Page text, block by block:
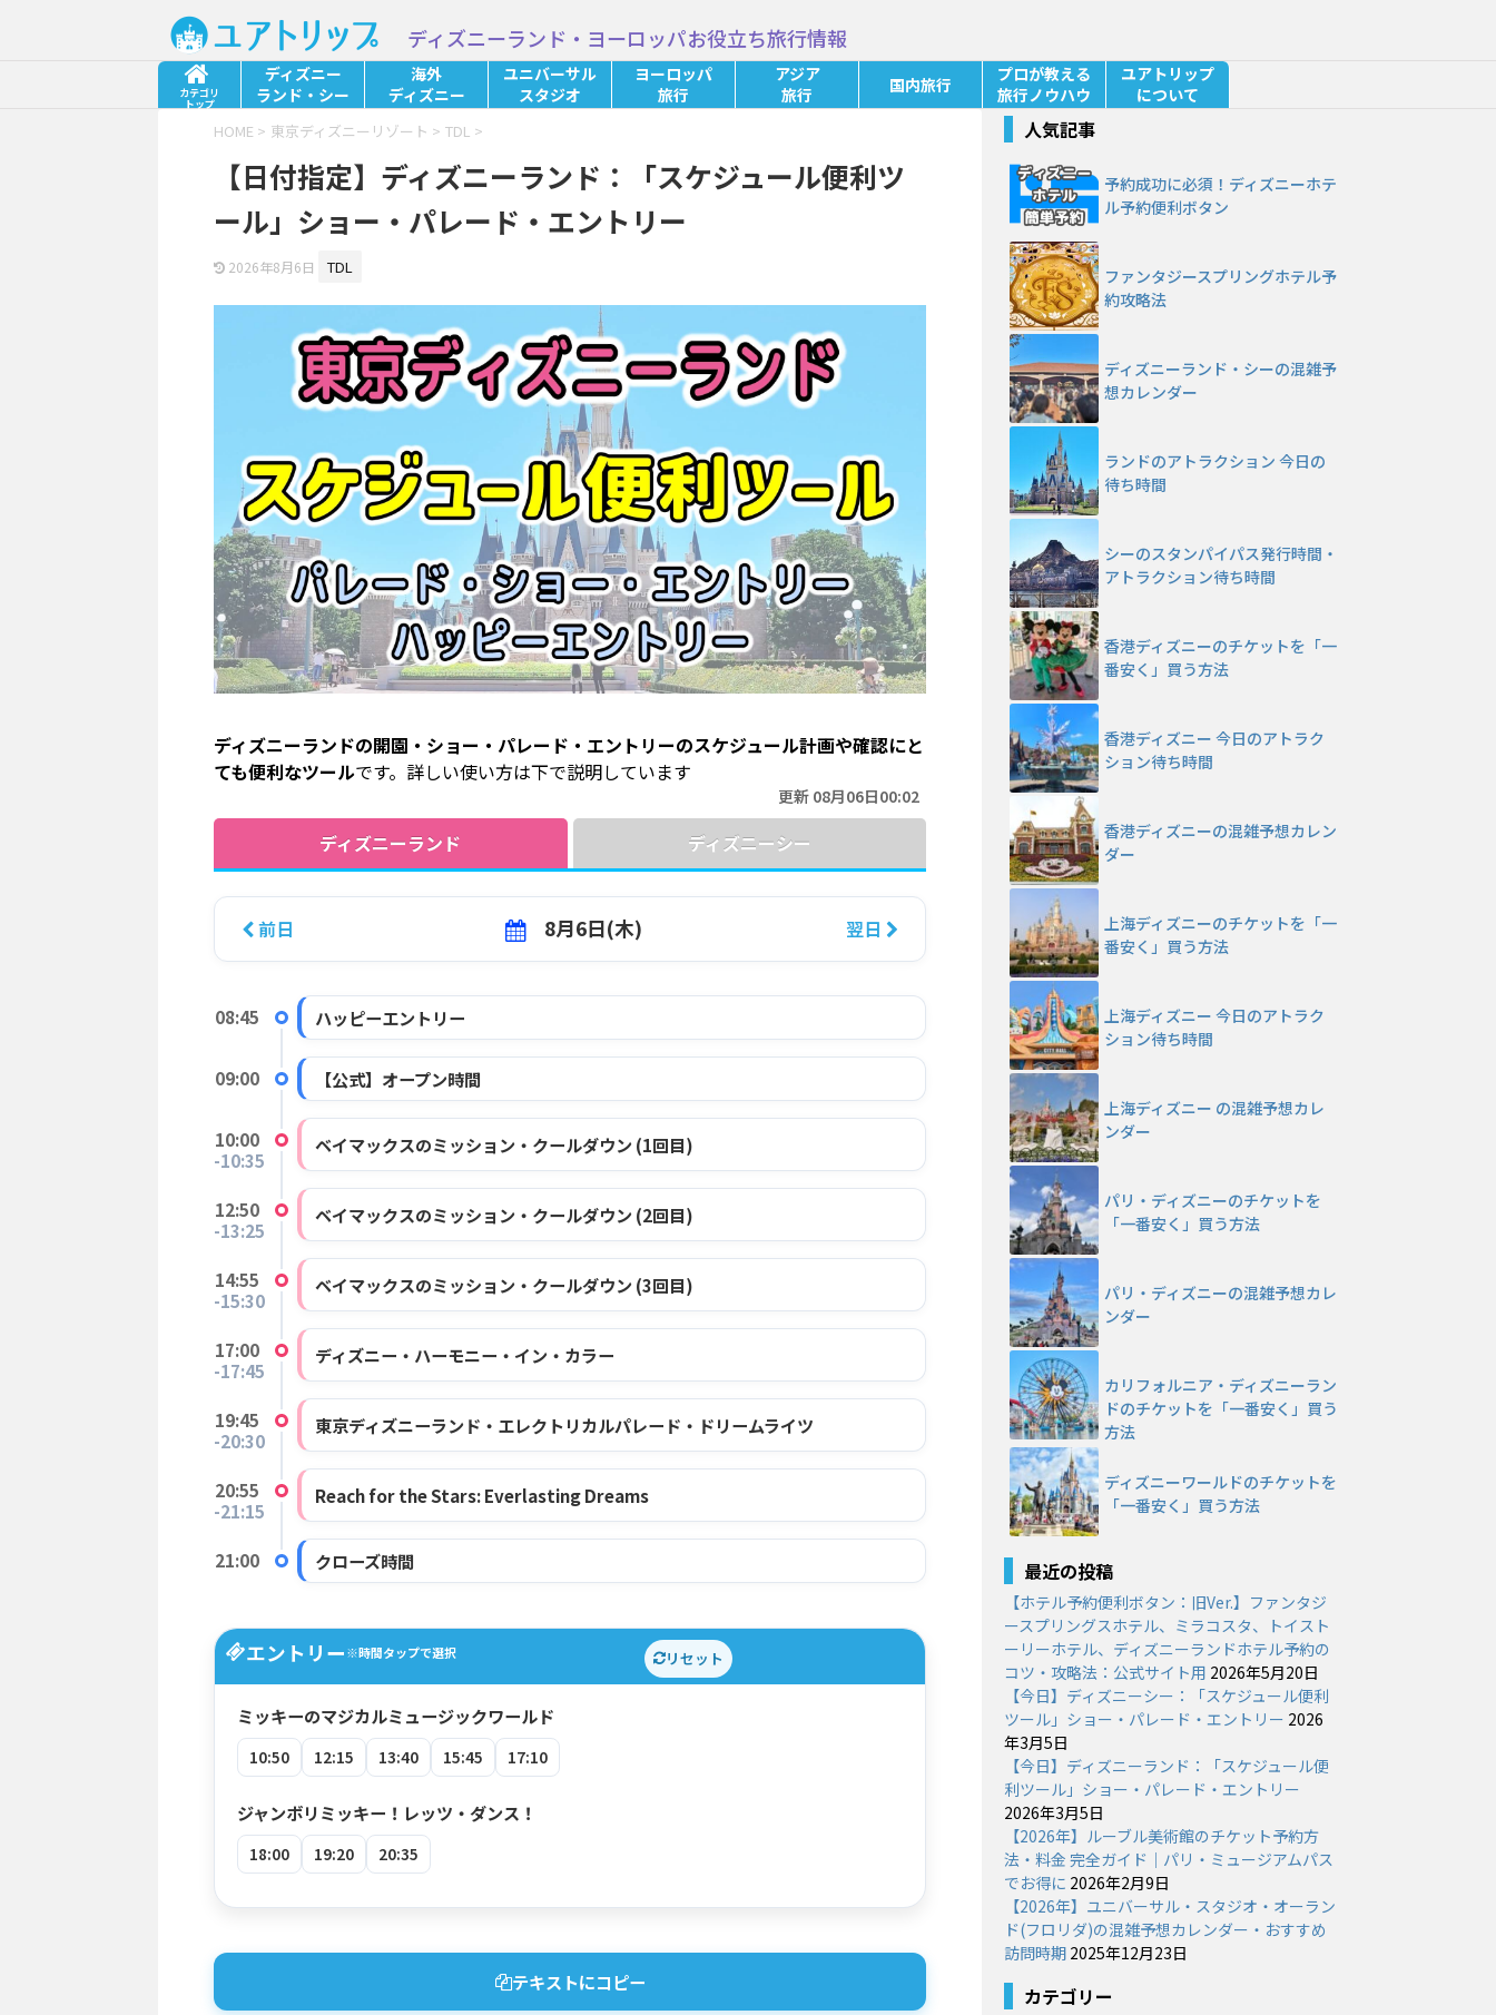
ディズニーランド・ヨーロッパお役立ち旅行情報
カテゴリ
トップ
ディズニー
ランド・シー
海外
ディズニー
ユニバーサル
スタジオ
ヨーロッパ
旅行
アジア
旅行
国内旅行
プロが教える
旅行ノウハウ
ユアトリップ
について
HOME > 東京ディズニーリゾート > TDL >
【日付指定】ディズニーランド：「スケジュール便利ツ
ール」ショー・パレード・エントリー
2026年8月6日 TDL
ディズニーランドの開園・ショー・パレード・エントリーのスケジュール計画や確認にと
ても便利なツールです。詳しい使い方は下で説明しています
更新 08月06日00:02
ディズニーランド ディズニーシー
前日 8月6日(木) 翌日
08:45 ハッピーエントリー
09:00 【公式】オープン時間
10:00
-10:35
ベイマックスのミッション・クールダウン (1回目)
12:50
-13:25
ベイマックスのミッション・クールダウン (2回目)
14:55
-15:30
ベイマックスのミッション・クールダウン (3回目)
17:00
-17:45
ディズニー・ハーモニー・イン・カラー
19:45
-20:30
東京ディズニーランド・エレクトリカルパレード・ドリームライツ
20:55
-21:15
Reach for the Stars: Everlasting Dreams
21:00 クローズ時間
エントリー※時間タップで選択 リセット
ミッキーのマジカルミュージックワールド
10:50 12:15 13:40 15:45 17:10
ジャンボリミッキー！レッツ・ダンス！
18:00 19:20 20:35
テキストにコピー
人気記事
予約成功に必須！ディズニーホテ
ル予約便利ボタン
ファンタジースプリングホテル予
約攻略法
ディズニーランド・シーの混雑予
想カレンダー
ランドのアトラクション 今日の
待ち時間
シーのスタンパイパス発行時間・
アトラクション待ち時間
香港ディズニーのチケットを「一
番安く」買う方法
香港ディズニー 今日のアトラク
ション待ち時間
香港ディズニーの混雑予想カレン
ダー
上海ディズニーのチケットを「一
番安く」買う方法
上海ディズニー 今日のアトラク
ション待ち時間
上海ディズニー の混雑予想カレ
ンダー
パリ・ディズニーのチケットを
「一番安く」買う方法
パリ・ディズニーの混雑予想カレ
ンダー
カリフォルニア・ディズニーラン
ドのチケットを「一番安く」買う
方法
ディズニーワールドのチケットを
「一番安く」買う方法
最近の投稿
【ホテル予約便利ボタン：旧Ver.】ファンタジ
ースプリングスホテル、ミラコスタ、トイスト
ーリーホテル、ディズニーランドホテル予約の
コツ・攻略法：公式サイト用 2026年5月20日
【今日】ディズニーシー：「スケジュール便利
ツール」ショー・パレード・エントリー 2026
年3月5日
【今日】ディズニーランド：「スケジュール便
利ツール」ショー・パレード・エントリー
2026年3月5日
【2026年】ルーブル美術館のチケット予約方
法・料金 完全ガイド｜パリ・ミュージアムパス
でお得に 2026年2月9日
【2026年】ユニバーサル・スタジオ・オーラン
ド(フロリダ)の混雑予想カレンダー・おすすめ
訪問時期 2025年12月23日
カテゴリー